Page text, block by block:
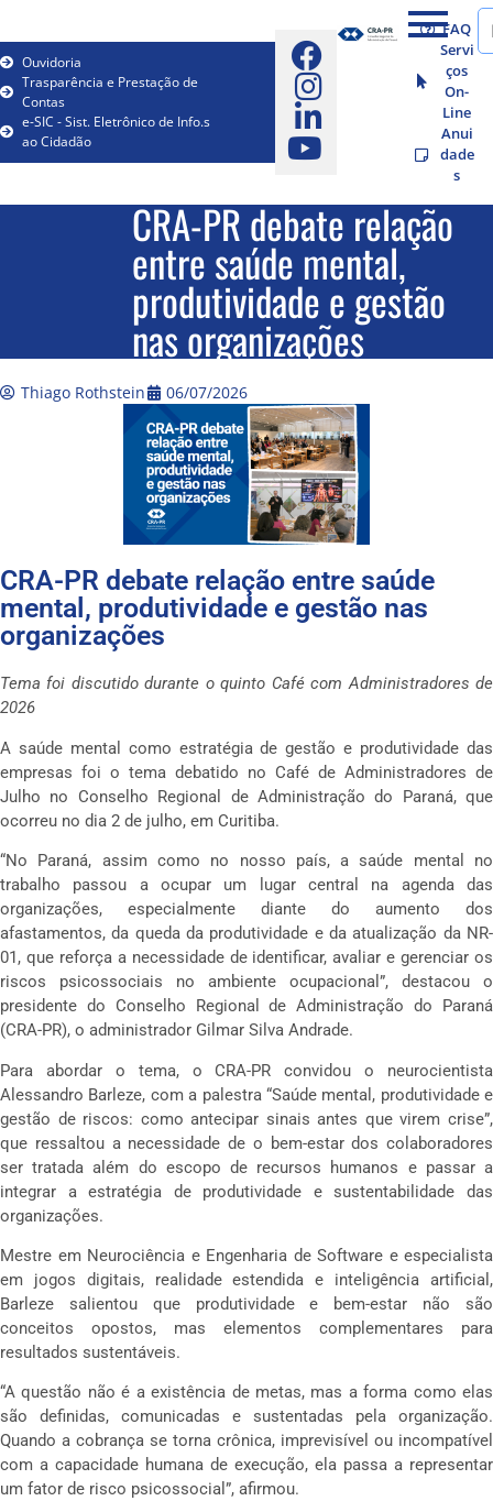
Ouvidoria
Trasparência e Prestação de
Contas
e-SIC - Sist. Eletrônico de Info.s
ao Cidadão
FAQ
Servi
ços
On-
Line
Anui
dade
s
CRA-PR debate relação
entre saúde mental,
produtividade e gestão
nas organizações
Thiago Rothstein 06/07/2026
CRA-PR debate relação entre saúde
mental, produtividade e gestão nas
organizações
Tema foi discutido durante o quinto Café com Administradores de
2026
A saúde mental como estratégia de gestão e produtividade das
empresas foi o tema debatido no Café de Administradores de
Julho no Conselho Regional de Administração do Paraná, que
ocorreu no dia 2 de julho, em Curitiba.
“No Paraná, assim como no nosso país, a saúde mental no
trabalho passou a ocupar um lugar central na agenda das
organizações, especialmente diante do aumento dos
afastamentos, da queda da produtividade e da atualização da NR-
01, que reforça a necessidade de identificar, avaliar e gerenciar os
riscos psicossociais no ambiente ocupacional”, destacou o
presidente do Conselho Regional de Administração do Paraná
(CRA-PR), o administrador Gilmar Silva Andrade.
Para abordar o tema, o CRA-PR convidou o neurocientista
Alessandro Barleze, com a palestra “Saúde mental, produtividade e
gestão de riscos: como antecipar sinais antes que virem crise”,
que ressaltou a necessidade de o bem-estar dos colaboradores
ser tratada além do escopo de recursos humanos e passar a
integrar a estratégia de produtividade e sustentabilidade das
organizações.
Mestre em Neurociência e Engenharia de Software e especialista
em jogos digitais, realidade estendida e inteligência artificial,
Barleze salientou que produtividade e bem-estar não são
conceitos opostos, mas elementos complementares para
resultados sustentáveis.
“A questão não é a existência de metas, mas a forma como elas
são definidas, comunicadas e sustentadas pela organização.
Quando a cobrança se torna crônica, imprevisível ou incompatível
com a capacidade humana de execução, ela passa a representar
um fator de risco psicossocial”, afirmou.